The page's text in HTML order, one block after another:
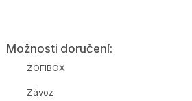
Možnosti doručení:
ZOFIBOX
Závoz